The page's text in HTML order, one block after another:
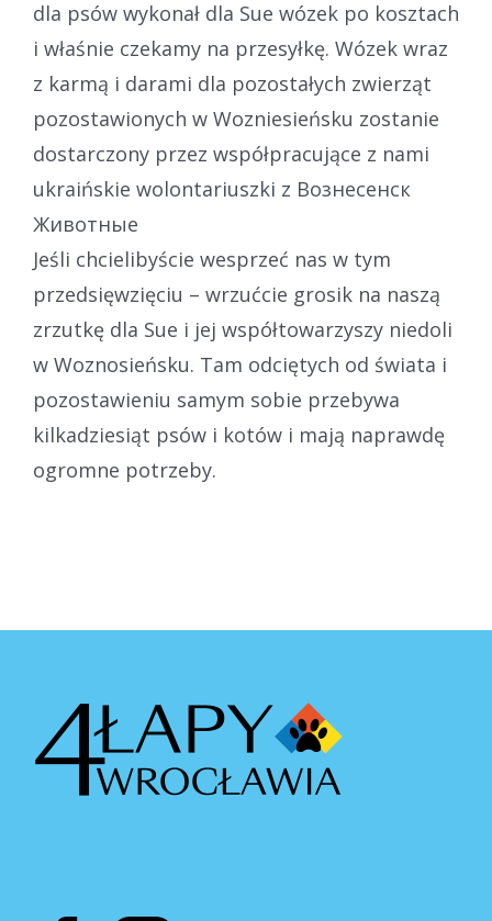
dla psów wykonał dla Sue wózek po kosztach
i właśnie czekamy na przesyłkę. Wózek wraz
z karmą i darami dla pozostałych zwierząt
pozostawionych w Wozniesieńsku zostanie
dostarczony przez współpracujące z nami
ukraińskie wolontariuszki z Вознесенск
Животные
Jeśli chcielibyście wesprzeć nas w tym
przedsięwzięciu – wrzućcie grosik na naszą
zrzutkę dla Sue i jej współtowarzyszy niedoli
w Woznosieńsku. Tam odciętych od świata i
pozostawieniu samym sobie przebywa
kilkadziesiąt psów i kotów i mają naprawdę
ogromne potrzeby.